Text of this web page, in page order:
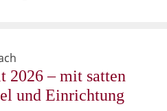
2026 – mit satten
und Einrichtung